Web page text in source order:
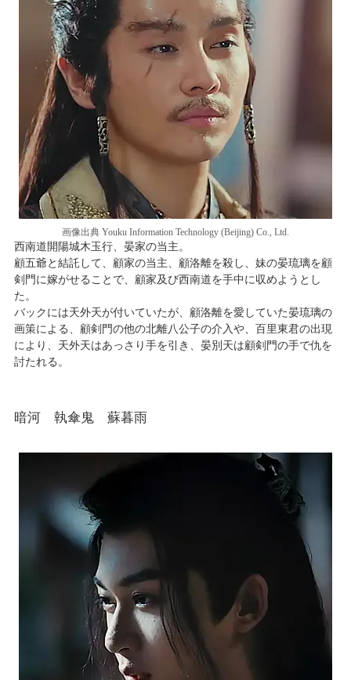
画像出典 Youku Information Technology (Beijing) Co., Ltd.
西南道開陽城木玉行、晏家の当主。
顧五爺と結託して、顧家の当主、顧洛離を殺し、妹の晏琉璃を顧
剣門に嫁がせることで、顧家及び西南道を手中に収めようとし
た。
バックには天外天が付いていたが、顧洛離を愛していた晏琉璃の
画策による、顧剣門の他の北離八公子の介入や、百里東君の出現
により、天外天はあっさり手を引き、晏別天は顧剣門の手で仇を
討たれる。
暗河 執傘鬼 蘇暮雨